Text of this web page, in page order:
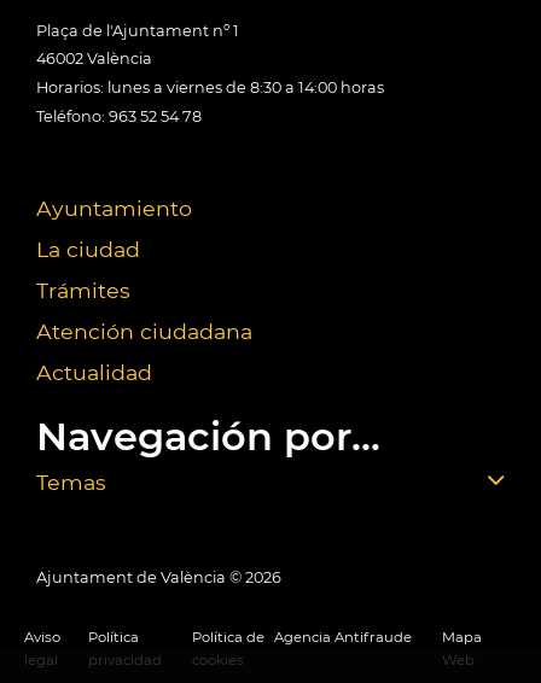
Plaça de l'Ajuntament nº 1
46002 València
Horarios: lunes a viernes de 8:30 a 14:00 horas
Teléfono: 963 52 54 78
Ayuntamiento
La ciudad
Trámites
Atención ciudadana
Actualidad
Navegación por...
Temas
Ajuntament de València © 2026
Aviso
legal
Política
privacidad
Política de
cookies
Agencia Antifraude
Mapa
Web